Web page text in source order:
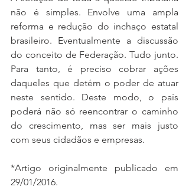
não é simples. Envolve uma ampla
reforma e redução do inchaço estatal
brasileiro. Eventualmente a discussão
do conceito de Federação. Tudo junto.
Para tanto, é preciso cobrar ações
daqueles que detém o poder de atuar
neste sentido. Deste modo, o país
poderá não só reencontrar o caminho
do crescimento, mas ser mais justo
com seus cidadãos e empresas.
*Artigo originalmente publicado em
29/01/2016.